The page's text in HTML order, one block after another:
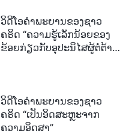
ວິດີໂອຄຳພະຍານຂອງຊາວ
ຄຣິດ “ຄວາມຮູ້ເລັກນ້ອຍຂອງ
ຂ້ອຍກ່ຽວກັບອຸປະນິໄສຜູ້ຕໍ່ຕ້ານ
ວິດີໂອຄຳພະຍານຂອງຊາວ
ຄຣິດ “ເປັນອິດສະຫຼະຈາກ
ຄວາມອິດສາ”